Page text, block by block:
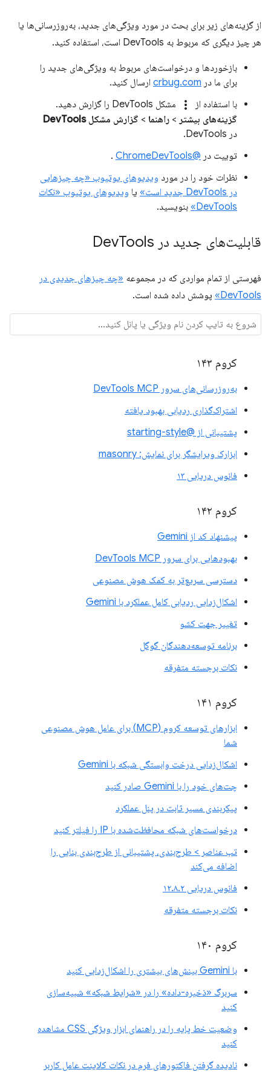
از گزینه‌های زیر برای بحث در مورد ویژگی‌های جدید، به‌روزرسانی‌ها یا
هر چیز دیگری که مربوط به DevTools است، استفاده کنید.
بازخوردها و درخواست‌های مربوط به ویژگی‌های جدید را
برای ما در crbug.com ارسال کنید.
با استفاده از
more_vert
مشکل DevTools را گزارش دهید.
گزینه‌های بیشتر > راهنما > گزارش مشکل DevTools
در DevTools.
توییت در @ChromeDevTools
.
نظرات خود را در مورد ویدیوهای یوتیوب «چه چیزهایی
در DevTools جدید است»
یا ویدیوهای یوتیوب «نکات
DevTools»
بنویسید.
قابلیت‌های جدید در Dev Tools
فهرستی از تمام مواردی که در مجموعه «چه چیزهای جدیدی در
DevTools»
پوشش داده شده است.
کروم ۱۴۳
به‌روزرسانی‌های سرور DevTools MCP
اشتراک‌گذاری ردیابی بهبود یافته
پشتیبانی از @starting-style
ابزارک ویرایشگر برای نمایش: masonry
فانوس دریایی ۱۳
کروم ۱۴۲
پیشنهاد کد از Gemini
بهبودهایی برای سرور DevTools MCP
دسترسی سریع‌تر به کمک هوش مصنوعی
اشکال‌زدایی ردیابی کامل عملکرد با Gemini
تغییر جهت کشو
برنامه توسعه‌دهندگان گوگل
نکات برجسته متفرقه
کروم ۱۴۱
ابزارهای توسعه کروم (MCP) برای عامل هوش مصنوعی
شما
اشکال‌زدایی درخت وابستگی شبکه با Gemini
چت‌های خود را با Gemini صادر کنید
پیکربندی مسیر ثابت در پنل عملکرد
درخواست‌های شبکه محافظت‌شده با IP را فیلتر کنید
تب عناصر > طرح‌بندی، پشتیبانی از طرح‌بندی بنایی را
اضافه می‌کند
فانوس دریایی ۱۲.۸.۲
نکات برجسته متفرقه
کروم ۱۴۰
با Gemini بینش‌های بیشتری را اشکال‌زدایی کنید
سربرگ «ذخیره-داده» را در «شرایط شبکه» شبیه‌سازی
کنید
وضعیت خط پایه را در راهنمای ابزار ویژگی CSS مشاهده
کنید
نادیده گرفتن فاکتورهای فرم در نکات کلاینت عامل کاربر